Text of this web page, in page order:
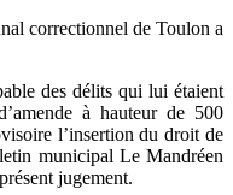
correctionnel de Toulon a
des délits qui lui étaient
à hauteur de 500
l’insertion du droit de
municipal Le Mandréen
jugement.